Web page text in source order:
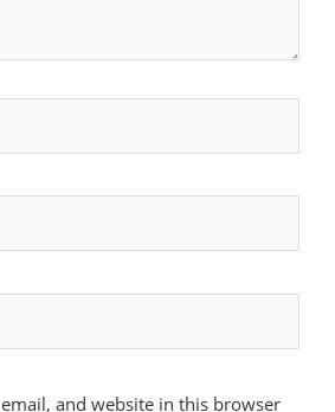
and website in this browser